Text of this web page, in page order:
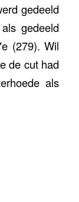
gedeeld
gedeeld
(279). Wil
de cut had
als